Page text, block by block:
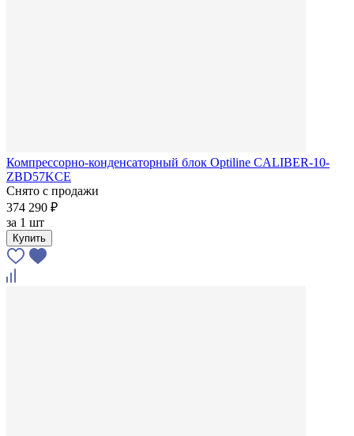
Компрессорно-конденсаторный блок Optiline CALIBER-10-
ZBD57KCE
Снято с продажи
374 290 ₽
за 1 шт
Купить